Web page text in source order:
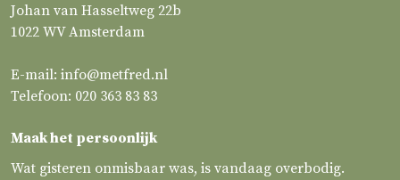
Johan van Hasseltweg 22b
1022 WV Amsterdam
E-mail: info@metfred.nl
Telefoon: 020 363 83 83
Maak het persoonlijk
Wat gisteren onmisbaar was, is vandaag overbodig.